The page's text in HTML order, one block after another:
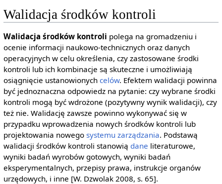
Walidacja środków kontroli
Walidacja środków kontroli polega na gromadzeniu i
ocenie informacji naukowo-technicznych oraz danych
operacyjnych w celu określenia, czy zastosowane środki
kontroli lub ich kombinacje są skuteczne i umożliwiają
osiągnięcie ustanowionych celów. Efektem walidacji powinna
być jednoznaczna odpowiedz na pytanie: czy wybrane środki
kontroli mogą być wdrożone (pozytywny wynik walidacji), czy
też nie. Walidację zawsze powinno wykonywać się w
przypadku wprowadzenia nowych środków kontroli lub
projektowania nowego systemu zarządzania. Podstawą
walidacji środków kontroli stanowią dane literaturowe,
wyniki badań wyrobów gotowych, wyniki badań
eksperymentalnych, przepisy prawa, instrukcje organów
urzędowych, i inne [W. Dzwolak 2008, s. 65].